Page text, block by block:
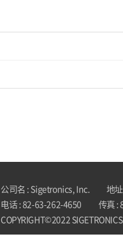
公司名 : Sigetronics, Inc.
地
电话 : 82-63-262-4650
传真 :
COPYRIGHT©2022